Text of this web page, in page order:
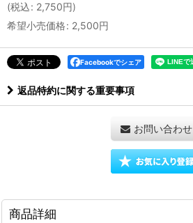
(税込: 2,750円)
希望小売価格: 2,500円
Facebookでシェア
返品特約に関する重要事項
お問い合わせ
商品詳細